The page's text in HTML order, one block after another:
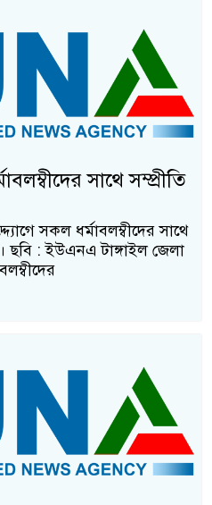
সাথে সম্প্রীতি
সকল ধর্মাবলম্বীদের সাথে
ছবি : ইউএনএ টাঙ্গাইল জেলা